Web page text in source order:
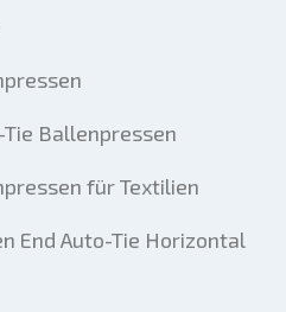
Ballenpressen
für Textilien
End Auto-Tie Horizontal